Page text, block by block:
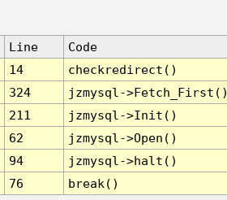
Line
Code
14
checkredirect()
324
jzmysql-
211
jzmysql->Init()
62
jzmysql->Open()
94
jzmysql->halt()
76 break()